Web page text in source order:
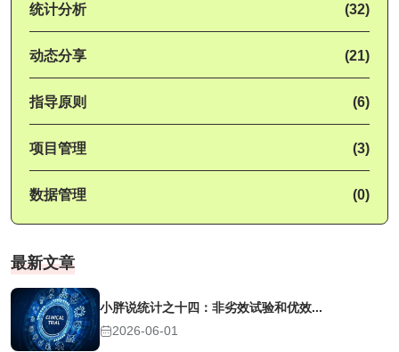
统计分析 (32)
动态分享 (21)
指导原则 (6)
项目管理 (3)
数据管理 (0)
最新文章
小胖说统计之十四：非劣效试验和优效...
2026-06-01